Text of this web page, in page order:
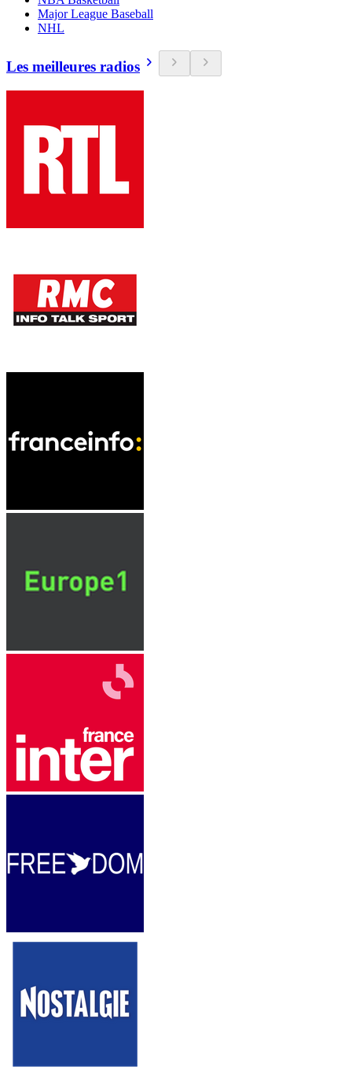
Major League Baseball
NHL
Les meilleures radios